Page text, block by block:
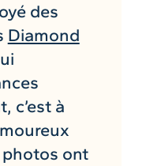
des
Diamond
c’est à
ont